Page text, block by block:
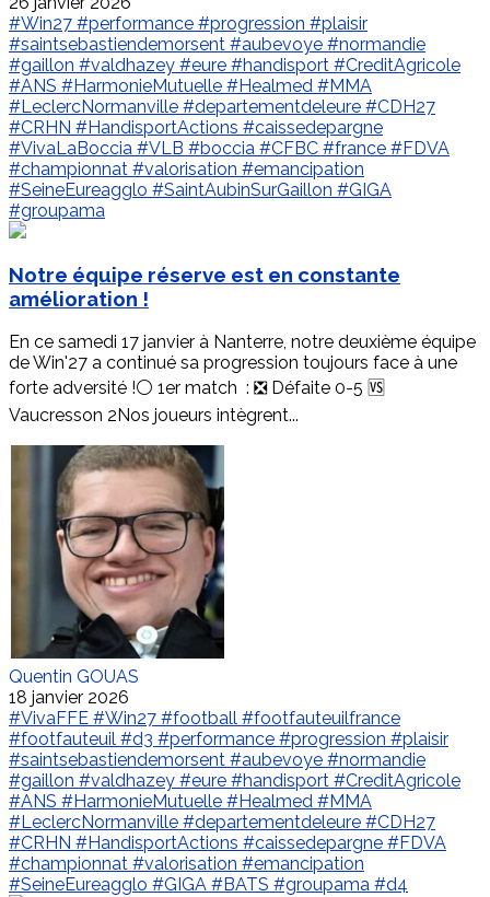
#Win27 #performance #progression #plaisir
#saintsebastiendemorsent #aubevoye #normandie
#gaillon #valdhazey #eure #handisport #CreditAgricole
#ANS #HarmonieMutuelle #Healmed #MMA
#LeclercNormanville #departementdeleure #CDH27
#CRHN #HandisportActions #caissedepargne
#VivaLaBoccia #VLB #boccia #CFBC #france #FDVA
#championnat #valorisation #emancipation
#SeineEureagglo #SaintAubinSurGaillon #GIGA
#groupama
Notre équipe réserve est en constante
amélioration !
En ce samedi 17 janvier à Nanterre, notre deuxième équipe
de Win'27 a continué sa progression toujours face à une
forte adversité !⚪️ 1er match : ❎ Défaite 0-5 🆚
Vaucresson 2Nos joueurs intègrent...
Quentin GOUAS
18 janvier 2026
#VivaFFE #Win27 #football #footfauteuilfrance
#footfauteuil #d3 #performance #progression #plaisir
#saintsebastiendemorsent #aubevoye #normandie
#gaillon #valdhazey #eure #handisport #CreditAgricole
#ANS #HarmonieMutuelle #Healmed #MMA
#LeclercNormanville #departementdeleure #CDH27
#CRHN #HandisportActions #caissedepargne #FDVA
#championnat #valorisation #emancipation
#SeineEureagglo #GIGA #BATS #groupama #d4